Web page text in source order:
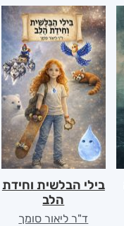
בילי הבלשית וחידת
הלב
ד"ר ליאור סומך